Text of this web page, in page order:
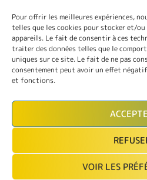
Pour offrir les meilleures expériences,
telles que les cookies pour stocker et/
appareils. Le fait de consentir à ces
traiter des données telles que le
uniques sur ce site. Le fait de ne pas
consentement peut avoir un effet
et fonctions.
VOIR LES
COURS
LANGUES
CONFÉRENCES
SORTIES
L’ASSOCIATION
INSCRIPTION